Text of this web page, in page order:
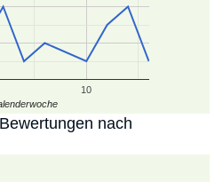
10
nach